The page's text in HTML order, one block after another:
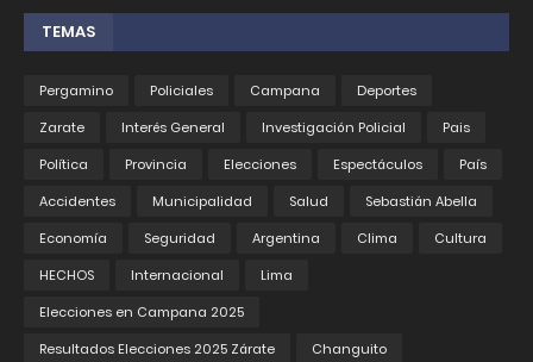
TEMAS
Pergamino Policiales Campana
Deportes
Zarate
Interés General Investigación Policial
Pais
Política
Provincia Elecciones Espectáculos
País
Accidentes
Municipalidad Salud
Sebastián Abella
Economía
Seguridad Argentina Clima
Cultura
HECHOS
Internacional
Lima
Elecciones en Campana 2025
Resultados Elecciones 2025 Zárate
Changuito